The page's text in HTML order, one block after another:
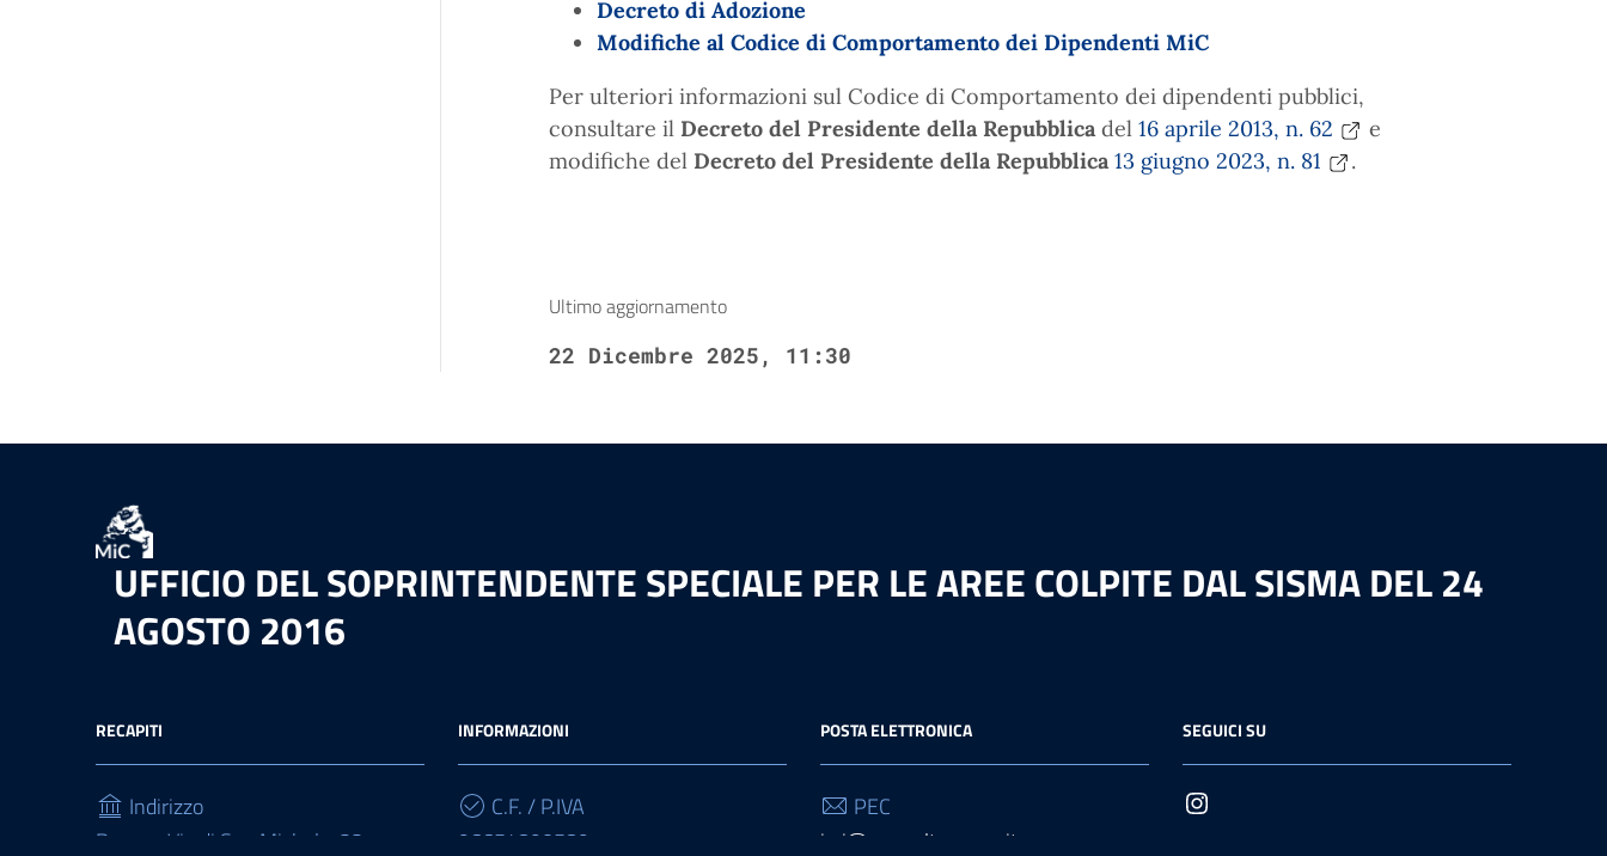
Decreto di Adozione
Modifiche al Codice di Comportamento dei Dipendenti MiC
Per ulteriori informazioni sul Codice di Comportamento dei dipendenti pubblici,
consultare il Decreto del Presidente della Repubblicadel 16 aprile 2013, n. 62
e
modifiche del Decreto del Presidente della Repubblica 13 giugno 2023, n. 81 .
Ultimo aggiornamento
22 Dicembre 2025, 11:30
UFFICIO DEL SOPRINTENDENTE SPECIALE PER LE AREE COLPITE DAL SISMA DEL 24
AGOSTO 2016
RECAPITI
Indirizzo
Roma - Via di San Michele, 22
INFORMAZIONI
C.F. / P.IVA
96654890589
POSTA ELETTRONICA
PEC
icri@pec.cultura.gov.it
SEGUICI SU